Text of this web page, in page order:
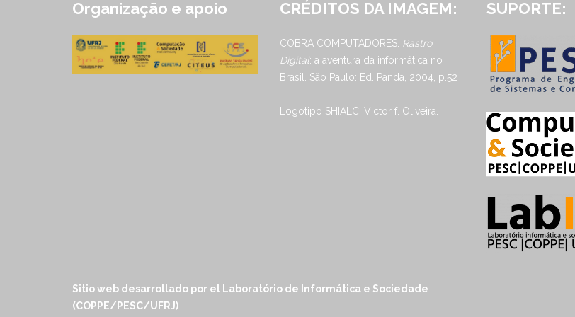
Organização e apoio CRÉDITOS DA IMAGEM:
COBRA COMPUTADORES. Rastro
Digital: a aventura da informática no
Brasil. São Paulo: Ed. Panda, 2004, p.52
Logotipo SHIALC: Victor f. Oliveira.
SUPORTE:
Sitio web desarrollado por el Laboratório de Informática e Sociedade
(COPPE/PESC/UFRJ)